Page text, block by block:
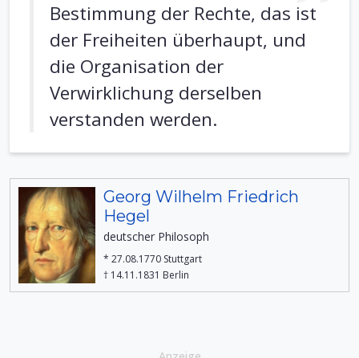
Bestimmung der Rechte, das ist
der Freiheiten überhaupt, und
die Organisation der
Verwirklichung derselben
verstanden werden.
Georg Wilhelm Friedrich
Hegel
deutscher Philosoph
* 27.08.1770 Stuttgart
† 14.11.1831 Berlin